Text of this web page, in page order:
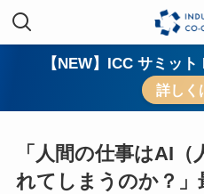
【NEW】ICC サミッ
詳しく
「人間の仕事はAI
れてしまうのか？」